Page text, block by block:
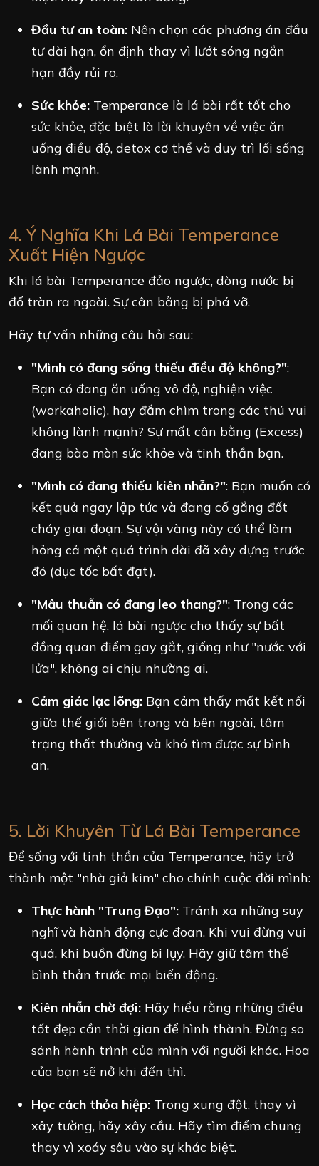
Đầu tư an toàn: Nên chọn các phương án đầu
tư dài hạn, ổn định thay vì lướt sóng ngắn
hạn đầy rủi ro.
Sức khỏe: Temperance là lá bài rất tốt cho
sức khỏe, đặc biệt là lời khuyên về việc ăn
uống điều độ, detox cơ thể và duy trì lối sống
lành mạnh.
4. Ý Nghĩa Khi Lá Bài Temperance
Xuất Hiện Ngược
Khi lá bài Temperance đảo ngược, dòng nước bị
đổ tràn ra ngoài. Sự cân bằng bị phá vỡ.
Hãy tự vấn những câu hỏi sau:
"Mình có đang sống thiếu điều độ không?":
Bạn có đang ăn uống vô độ, nghiện việc
(workaholic), hay đắm chìm trong các thú vui
không lành mạnh? Sự mất cân bằng (Excess)
đang bào mòn sức khỏe và tinh thần bạn.
"Mình có đang thiếu kiên nhẫn?": Bạn muốn có
kết quả ngay lập tức và đang cố gắng đốt
cháy giai đoạn. Sự vội vàng này có thể làm
hỏng cả một quá trình dài đã xây dựng trước
đó (dục tốc bất đạt).
"Mâu thuẫn có đang leo thang?": Trong các
mối quan hệ, lá bài ngược cho thấy sự bất
đồng quan điểm gay gắt, giống như "nước với
lửa", không ai chịu nhường ai.
Cảm giác lạc lõng: Bạn cảm thấy mất kết nối
giữa thế giới bên trong và bên ngoài, tâm
trạng thất thường và khó tìm được sự bình
an.
5. Lời Khuyên Từ Lá Bài Temperance
Để sống với tinh thần của Temperance, hãy trở
thành một "nhà giả kim" cho chính cuộc đời mình:
Thực hành "Trung Đạo": Tránh xa những suy
nghĩ và hành động cực đoan. Khi vui đừng vui
quá, khi buồn đừng bi lụy. Hãy giữ tâm thế
bình thản trước mọi biến động.
Kiên nhẫn chờ đợi: Hãy hiểu rằng những điều
tốt đẹp cần thời gian để hình thành. Đừng so
sánh hành trình của mình với người khác. Hoa
của bạn sẽ nở khi đến thì.
Học cách thỏa hiệp: Trong xung đột, thay vì
xây tường, hãy xây cầu. Hãy tìm điểm chung
thay vì xoáy sâu vào sự khác biệt.